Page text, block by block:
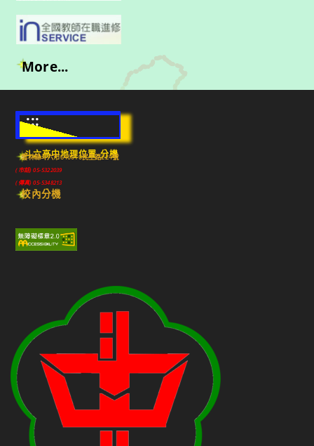
More...
:::
斗六高中地理位置-分機
雲林縣斗六市640010民生路224號
(市話) 05-5322039
(傳真) 05-5348213
校內分機